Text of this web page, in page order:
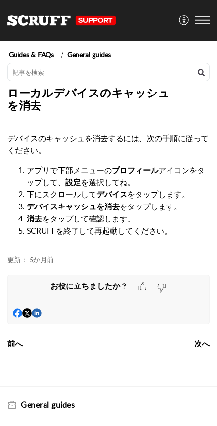
Guides & FAQs General guides
ローカルデバイスのキャッシュ
を消去
デバイスのキャッシュを消去するには、次の手順に従って
ください。
アプリで下部メニューのプロフィールアイコンをタ
ップして、 設定を選択してね。
下にスクロールしてデバイスをタップします。
デバイスキャッシュを消去をタップします。
消去をタップして確認します。
SCRUFFを終了して再起動してください。
更新： 5か月前
お役に立ちましたか？
前へ 次へ
General guides